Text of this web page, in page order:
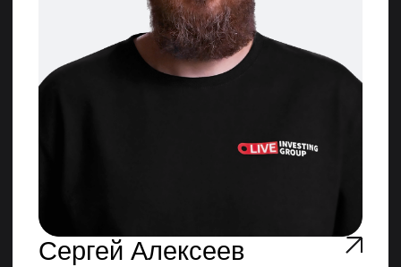
Стоимость участия
Доступ к записям уроков сразу
Записи уроков размещены
в закрытой группе в Telegram